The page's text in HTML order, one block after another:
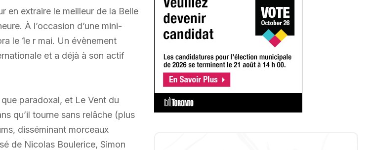
en extraire le meilleur de la Belle
À l’occasion d’une mini-
le 1e r mai. Un évènement
et a déjà à son actif
paradoxal, et Le Vent du
qu’il tourne sans relâche (plus
disséminant morceaux
de Nicolas Boulerice, Simon